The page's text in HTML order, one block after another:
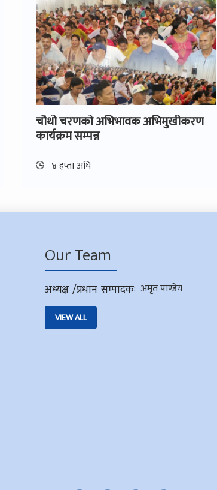
चौथो चरणको अभिभावक अभिमुखीकरण
कार्यक्रम सम्पन्न
४ हप्ता अघि
Our Team
अध्यक्ष /प्रधान सम्पादक: अमृत पाण्डेय
VIEW ALL